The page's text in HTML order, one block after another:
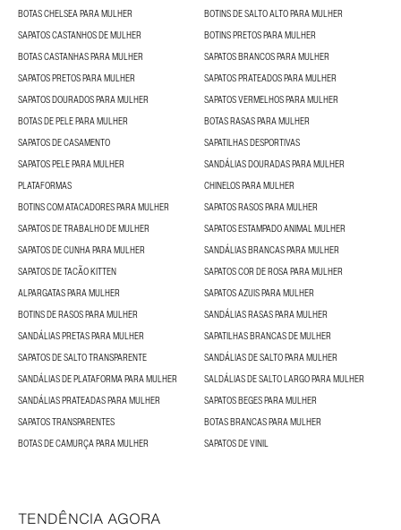
BOTAS CHELSEA PARA MULHER
BOTINS DE SALTO ALTO PARA MULHER
SAPATOS CASTANHOS DE MULHER
BOTINS PRETOS PARA MULHER
BOTAS CASTANHAS PARA MULHER
SAPATOS BRANCOS PARA MULHER
SAPATOS PRETOS PARA MULHER
SAPATOS PRATEADOS PARA MULHER
SAPATOS DOURADOS PARA MULHER
SAPATOS VERMELHOS PARA MULHER
BOTAS DE PELE PARA MULHER
BOTAS RASAS PARA MULHER
SAPATOS DE CASAMENTO
SAPATILHAS DESPORTIVAS
SAPATOS PELE PARA MULHER
SANDÁLIAS DOURADAS PARA MULHER
PLATAFORMAS
CHINELOS PARA MULHER
BOTINS COM ATACADORES PARA MULHER
SAPATOS RASOS PARA MULHER
SAPATOS DE TRABALHO DE MULHER
SAPATOS ESTAMPADO ANIMAL MULHER
SAPATOS DE CUNHA PARA MULHER
SANDÁLIAS BRANCAS PARA MULHER
SAPATOS DE TACÃO KITTEN
SAPATOS COR DE ROSA PARA MULHER
ALPARGATAS PARA MULHER
SAPATOS AZUIS PARA MULHER
BOTINS DE RASOS PARA MULHER
SANDÁLIAS RASAS PARA MULHER
SANDÁLIAS PRETAS PARA MULHER
SAPATILHAS BRANCAS DE MULHER
SAPATOS DE SALTO TRANSPARENTE
SANDÁLIAS DE SALTO PARA MULHER
SANDÁLIAS DE PLATAFORMA PARA MULHER
SALDÁLIAS DE SALTO LARGO PARA MULHER
SANDÁLIAS PRATEADAS PARA MULHER
SAPATOS BEGES PARA MULHER
SAPATOS TRANSPARENTES
BOTAS BRANCAS PARA MULHER
BOTAS DE CAMURÇA PARA MULHER
SAPATOS DE VINIL
TENDÊNCIA AGORA